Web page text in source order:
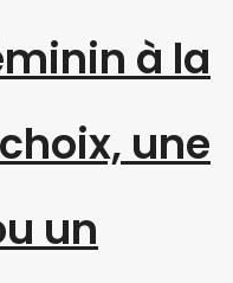
à la
une
un